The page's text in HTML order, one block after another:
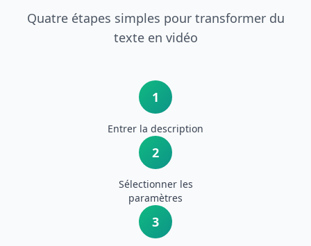
Quatre étapes simples pour transformer du
texte en vidéo
1
Entrer la description
2
Sélectionner les
paramètres
3